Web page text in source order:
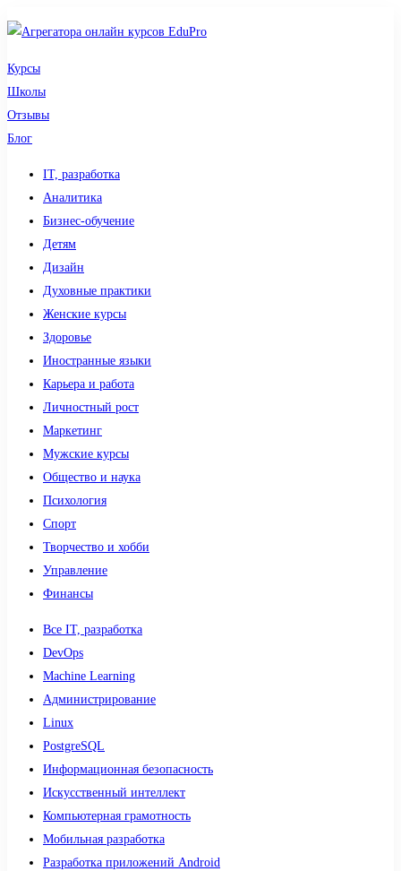
Курсы
Школы
Отзывы
Блог
IT, разработка
Аналитика
Бизнес-обучение
Детям
Дизайн
Духовные практики
Женские курсы
Здоровье
Иностранные языки
Карьера и работа
Личностный рост
Маркетинг
Мужские курсы
Общество и наука
Психология
Спорт
Творчество и хобби
Управление
Финансы
Все IT, разработка
DevOps
Machine Learning
Администрирование
Linux
PostgreSQL
Информационная безопасность
Искусственный интеллект
Компьютерная грамотность
Мобильная разработка
Разработка приложений Android